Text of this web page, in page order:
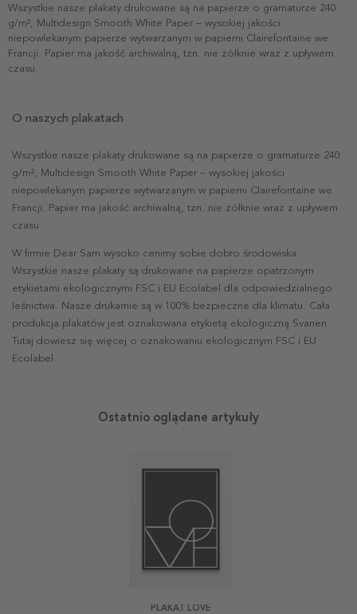
Wszystkie nasze plakaty drukowane są na papierze o gramaturze 240
g/m², Multidesign Smooth White Paper – wysokiej jakości
niepowlekanym papierze wytwarzanym w papierni Clairefontaine we
Francji. Papier ma jakość archiwalną, tzn. nie żółknie wraz z upływem
czasu.
O naszych plakatach
Wszystkie nasze plakaty drukowane są na papierze o gramaturze 240
g/m², Multidesign Smooth White Paper – wysokiej jakości
niepowlekanym papierze wytwarzanym w papierni Clairefontaine we
Francji. Papier ma jakość archiwalną, tzn. nie żółknie wraz z upływem
czasu.
W firmie Dear Sam wysoko cenimy sobie dobro środowiska.
Wszystkie nasze plakaty są drukowane na papierze opatrzonym
etykietami ekologicznymi FSC i EU Ecolabel dla odpowiedzialnego
leśnictwa. Nasze drukarnie są w 100% bezpieczne dla klimatu. Cała
produkcja plakatów jest oznakowana etykietą ekologiczną Svanen.
Tutaj dowiesz się więcej o oznakowaniu ekologicznym FSC i EU
Ecolabel.
Ostatnio oglądane artykuły
PLAKAT LOVE